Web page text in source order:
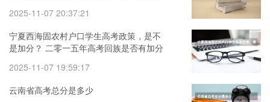
2025-11-07 20:37:21
宁夏西海固农村户口学生高考政策，是不
是加分？ 二零一五年高考回族是否有加分
2025-11-07 19:59:17
云南省高考总分是多少